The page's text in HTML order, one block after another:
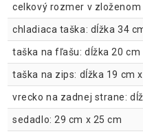
celkový rozmer v zloženom
chladiaca taška: dĺžka 34
taška na fľašu: dĺžka 20 cm
taška na zips: dĺžka 19 cm
vrecko na zadnej strane:
sedadlo: 29 cm x 25 cm